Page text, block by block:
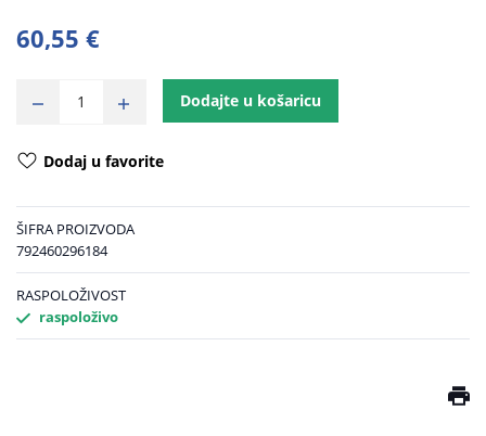
60,55 €
Dodajte u košaricu
Dodaj u favorite
ŠIFRA PROIZVODA
792460296184
RASPOLOŽIVOST
raspoloživo